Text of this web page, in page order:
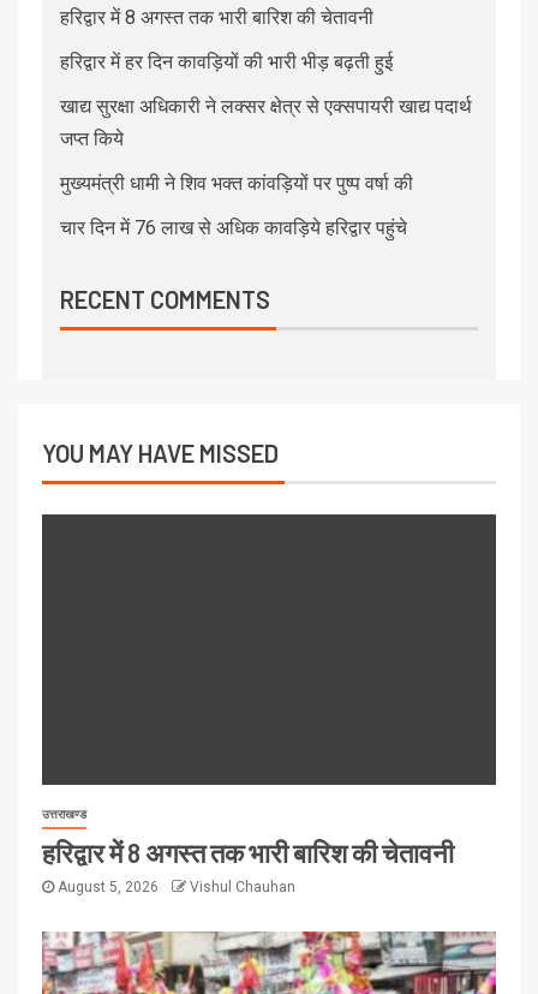
हरिद्वार में 8 अगस्त तक भारी बारिश की चेतावनी
हरिद्वार में हर दिन कावड़ियों की भारी भीड़ बढ़ती हुई
खाद्य सुरक्षा अधिकारी ने लक्सर क्षेत्र से एक्सपायरी खाद्य पदार्थ
जप्त किये
मुख्यमंत्री धामी ने शिव भक्त कांवड़ियों पर पुष्प वर्षा की
चार दिन में 76 लाख से अधिक कावड़िये हरिद्वार पहुंचे
RECENT COMMENTS
YOU MAY HAVE MISSED
उत्तराखण्ड
हरिद्वार में 8 अगस्त तक भारी बारिश की चेतावनी
August 5, 2026 Vishul Chauhan